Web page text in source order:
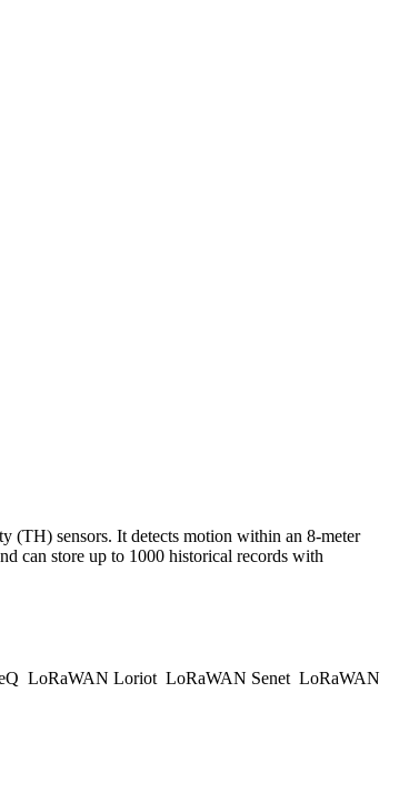
(TH) sensors. It detects motion within an 8-meter
can store up to 1000 historical records with
LoRaWAN Loriot LoRaWAN Senet LoRaWAN